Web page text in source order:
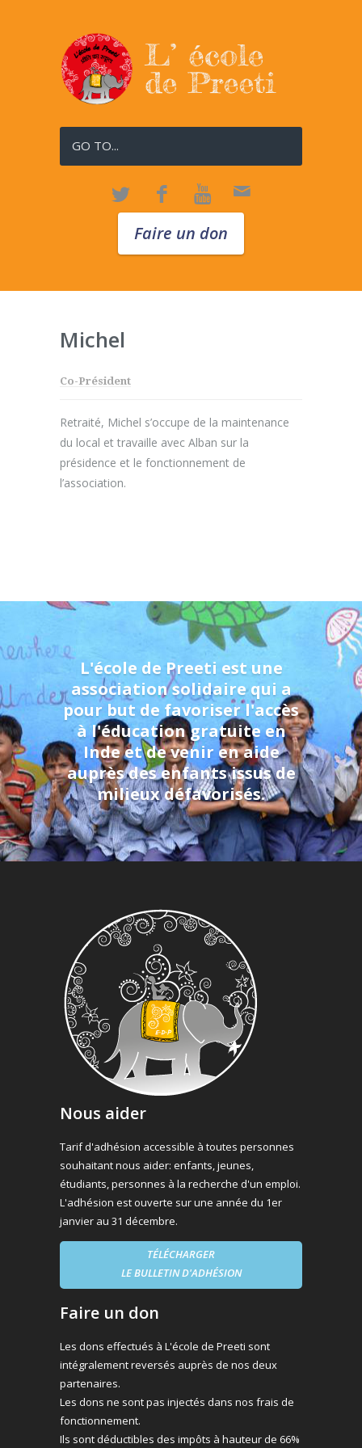
GO TO...
Faire un don
Michel
Co-Président
Retraité, Michel s’occupe de la maintenance
du local et travaille avec Alban sur la
présidence et le fonctionnement de
l’association.
L'école de Preeti est une
association solidaire qui a
pour but de favoriser l'accès
à l'éducation gratuite en
Inde et de venir en aide
auprès des enfants issus de
milieux défavorisés.
Nous aider
Tarif d'adhésion accessible à toutes personnes
souhaitant nous aider: enfants, jeunes,
étudiants, personnes à la recherche d'un emploi.
L'adhésion est ouverte sur une année du 1er
janvier au 31 décembre.
TÉLÉCHARGER
LE BULLETIN D'ADHÉSION
Faire un don
Les dons effectués à L'école de Preeti sont
intégralement reversés auprès de nos deux
partenaires.
Les dons ne sont pas injectés dans nos frais de
fonctionnement.
Ils sont déductibles des impôts à hauteur de 66%